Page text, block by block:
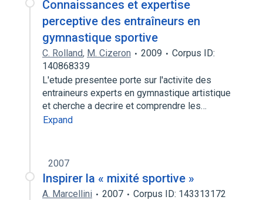
Connaissances et expertise
perceptive des entraîneurs en
gymnastique sportive
C. Rolland, M. Cizeron 2009
Corpus ID:
140868339
L'etude presentee porte sur l'activite des
entraineurs experts en gymnastique artistique
et cherche a decrire et comprendre les…
Expand
2007
Inspirer la « mixité sportive »
A. Marcellini 2007 Corpus ID: 143313172